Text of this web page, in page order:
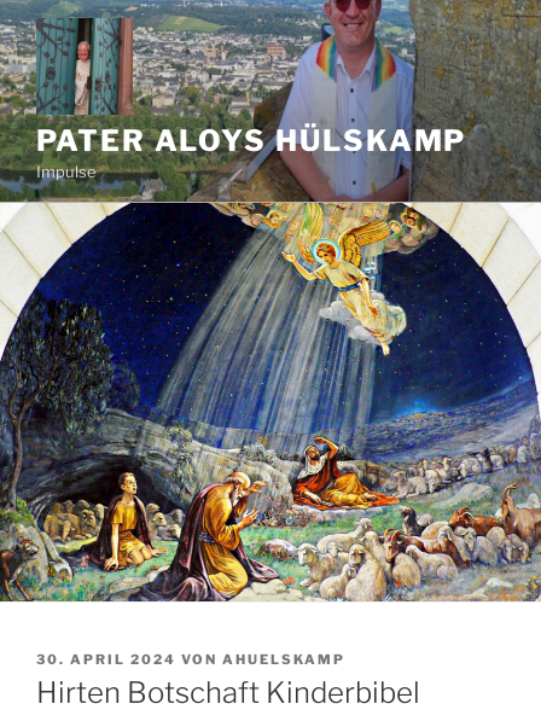
Zum
Inhalt
springen
PATER ALOYS HÜLSKAMP
Impulse
VERÖFFENTLICHT
AM
30. APRIL 2024 VON AHUELSKAMP
Hirten Botschaft Kinderbibel